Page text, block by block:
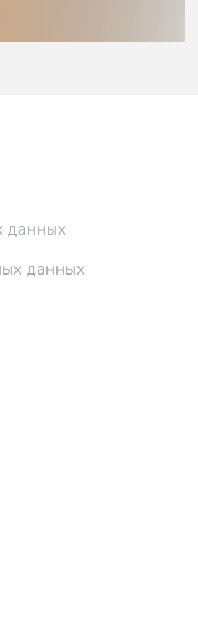
данных
данных